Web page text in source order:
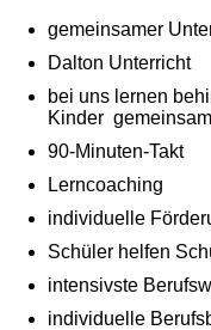
gemeinsamer
Dalton Unterricht
bei uns lernen
Kinder gemeinsam
90-Minuten-Takt
Lerncoaching
individuelle
Schüler helfen
intensivste
individuelle